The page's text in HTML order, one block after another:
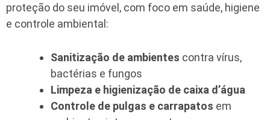
proteção do seu imóvel, com foco em saúde, higiene
e controle ambiental:
Sanitização de ambientes contra vírus,
bactérias e fungos
Limpeza e higienização de caixa d’água
Controle de pulgas e carrapatos em